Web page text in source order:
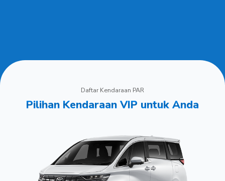
Daftar Kendaraan PAR
Pilihan Kendaraan VIP untuk Anda